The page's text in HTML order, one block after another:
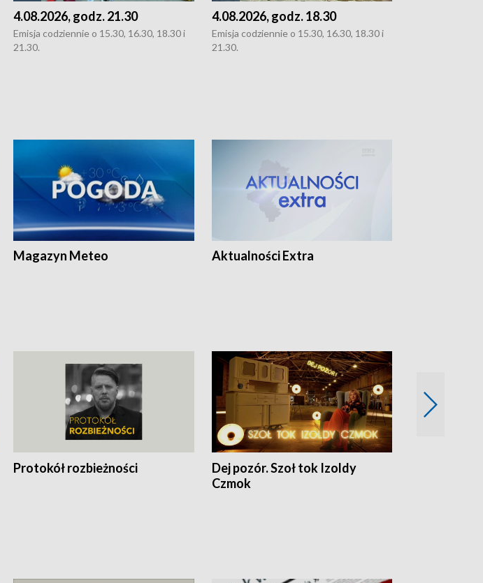
4.08.2026, godz. 21.30
Emisja codziennie o 15.30, 16.30, 18.30 i
21.30.
4.08.2026, godz. 18.30
Emisja codziennie o 15.30, 16.30, 18.30 i
21.30.
Magazyn Meteo Aktualności Extra
Protokół rozbieżności
Dej pozór. Szoł tok Izoldy
Czmok